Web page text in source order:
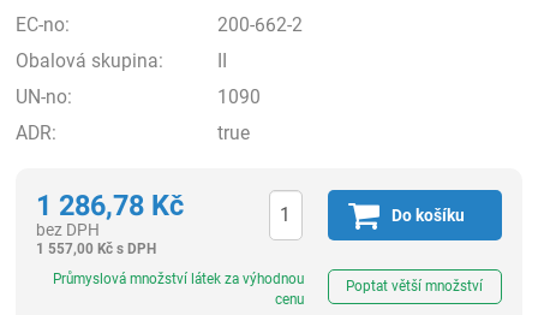
EC-no:
200-662-2
Obalová skupina:
II
UN-no:
1090
ADR:
true
1 286,78 Kč
bez DPH
1 557,00Kč s DPH
Do košíku
Průmyslová množství látek za výhodnou
cenu
Poptat větší množství